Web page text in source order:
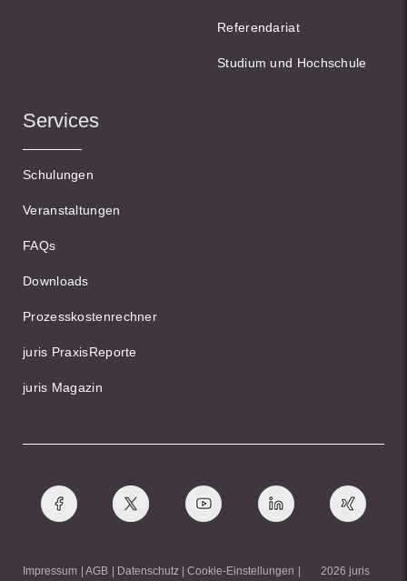
Referendariat
Studium und Hochschule
Services
Schulungen
Veranstaltungen
FAQs
Downloads
Prozesskostenrechner
juris PraxisReporte
juris Magazin
Impressum AGB Datenschutz Cookie-Einstellungen 2026 juris